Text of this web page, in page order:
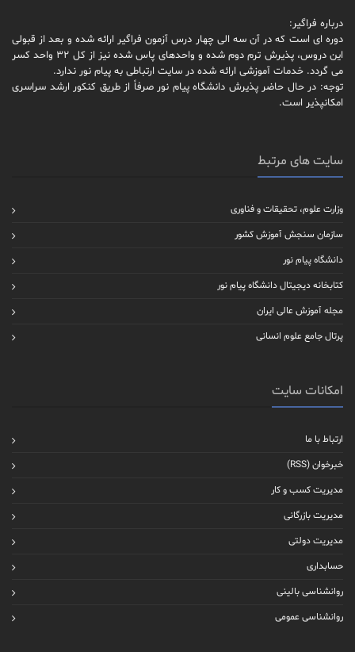
درباره فراگیر:
دوره ای است که در آن سه الی چهار درس آزمون فراگیر ارائه شده و بعد از قبولی
این دروس، پذیرش ترم دوم شده و واحدهای پاس شده نیز از کل 32 واحد کسر
می گردد. خدمات آموزشی ارائه شده در سایت ارتباطی به پیام نور ندارد.
توجه: در حال حاضر پذیرش دانشگاه پیام نور صرفاً از طریق کنکور ارشد سراسری
امکانپذیر است.
سایت های مرتبط
وزارت علوم، تحقیقات و فناوری
سازمان سنجش آموزش کشور
دانشگاه پیام نور
کتابخانه دیجیتال دانشگاه پیام نور
مجله آموزش عالی ایران
پرتال جامع علوم انسانی
امکانات سایت
ارتباط با ما
خبرخوان (RSS)
مدیریت کسب و کار
مدیریت بازرگانی
مدیریت دولتی
حسابداری
روانشناسی بالینی
روانشناسی عمومی